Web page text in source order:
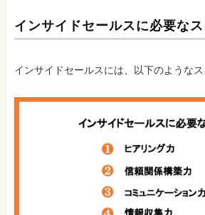
インサイドセールスに必要な
インサイドセールスには、以下のようなス